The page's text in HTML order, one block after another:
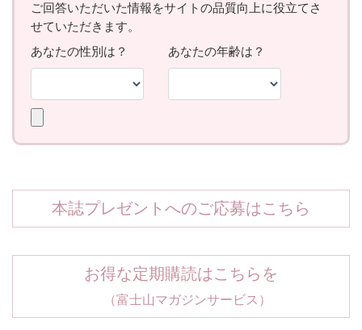
本誌プレゼントへのご応募はこちら
お得な定期購読はこちらを
（富士山マガジンサービス）